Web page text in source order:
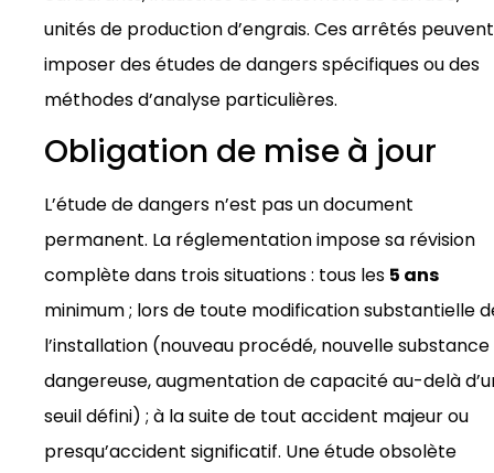
unités de production d’engrais. Ces arrêtés peuvent
imposer des études de dangers spécifiques ou des
méthodes d’analyse particulières.
Obligation de mise à jour
L’étude de dangers n’est pas un document
permanent. La réglementation impose sa révision
complète dans trois situations : tous les 5 ans
minimum ; lors de toute modification substantielle
l’installation (nouveau procédé, nouvelle substance
dangereuse, augmentation de capacité au-delà
seuil défini) ; à la suite de tout accident majeur ou
presqu’accident significatif. Une étude obsolète